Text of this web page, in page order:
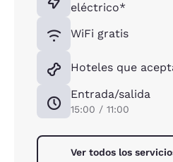
eléctrico*
WiFi gratis
Hoteles que
Entrada/salida
15:00 / 11:00
Ver todos los